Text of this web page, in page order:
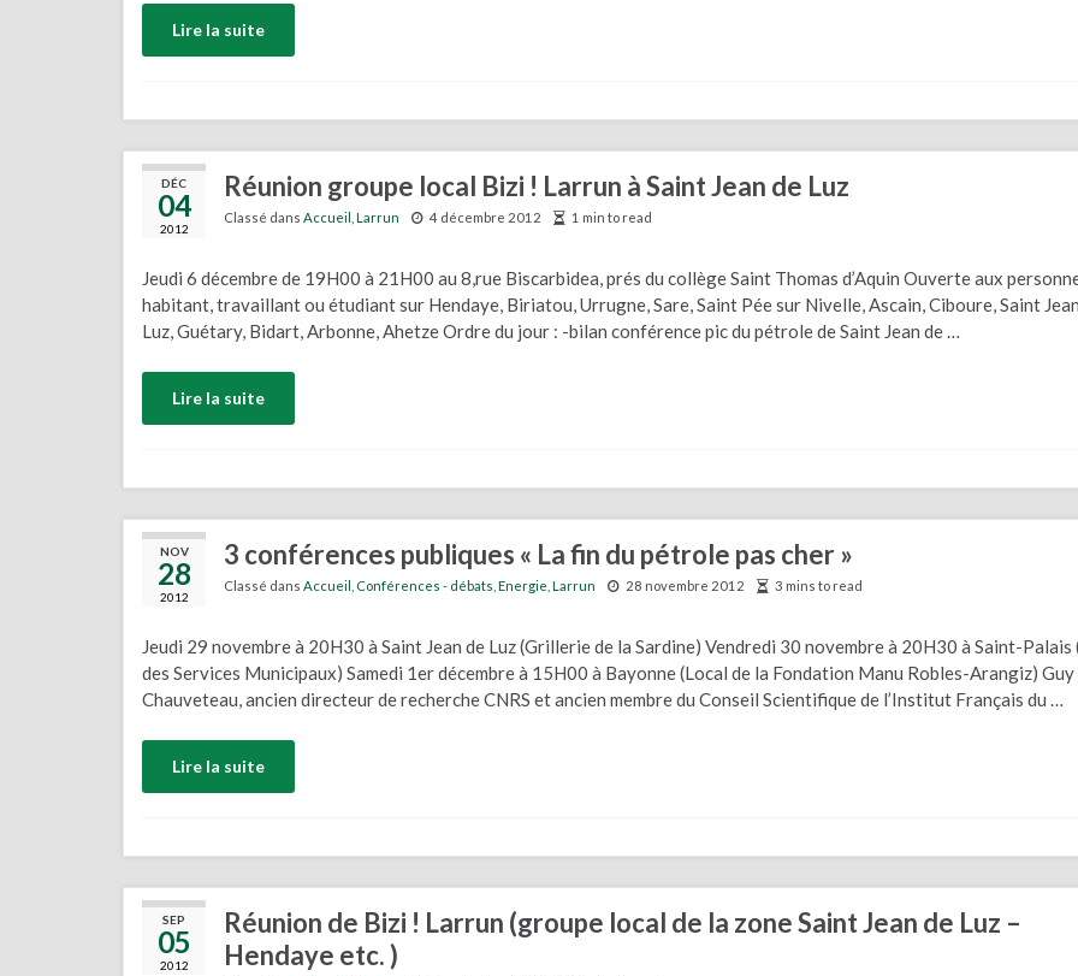
Lire la suite
DÉC
04
2012
Réunion groupe local Bizi ! Larrun à Saint Jean de Luz
Classé dans Accueil Larrun 4 décembre 2012 1 min to read
Jeudi 6 décembre de 19H00 à 21H00 au 8,rue Biscarbidea, prés du collège Saint Thomas d’Aquin Ouverte aux
habitant, travaillant ou étudiant sur Hendaye, Biriatou, Urrugne, Sare, Saint Pée sur Nivelle, Ascain, Ciboure, Saint
Luz, Guétary, Bidart, Arbonne, Ahetze Ordre du jour : -bilan conférence pic du pétrole de Saint Jean de …
Lire la suite
NOV
28
2012
3 conférences publiques « La fin du pétrole pas cher »
Classé dans Accueil Conférences - débats Energie Larrun 28 novembre 2012 3 mins to read
Jeudi 29 novembre à 20H30 à Saint Jean de Luz (Grillerie de la Sardine) Vendredi 30 novembre à 20H30 à Saint-Palais
des Services Municipaux) Samedi 1er décembre à 15H00 à Bayonne (Local de la Fondation Manu Robles-Arangiz) Guy
Chauveteau, ancien directeur de recherche CNRS et ancien membre du Conseil Scientifique de l’Institut Français du …
Lire la suite
SEP
05
2012
Réunion de Bizi ! Larrun (groupe local de la zone Saint Jean de Luz –
Hendaye etc. )